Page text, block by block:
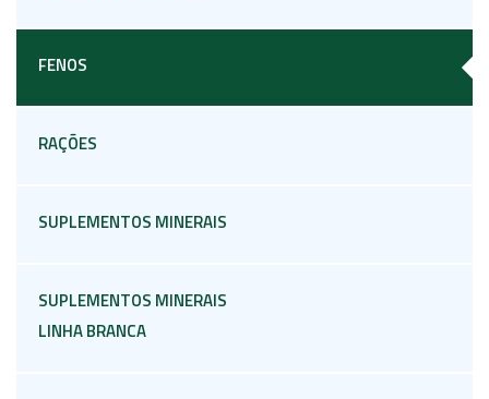
FENOS
RAÇÕES
SUPLEMENTOS MINERAIS
SUPLEMENTOS MINERAIS
LINHA BRANCA